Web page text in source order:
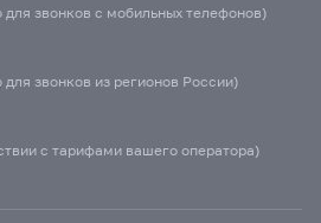
для звонков с мобильных телефонов)
звонков из регионов России)
с тарифами вашего оператора)